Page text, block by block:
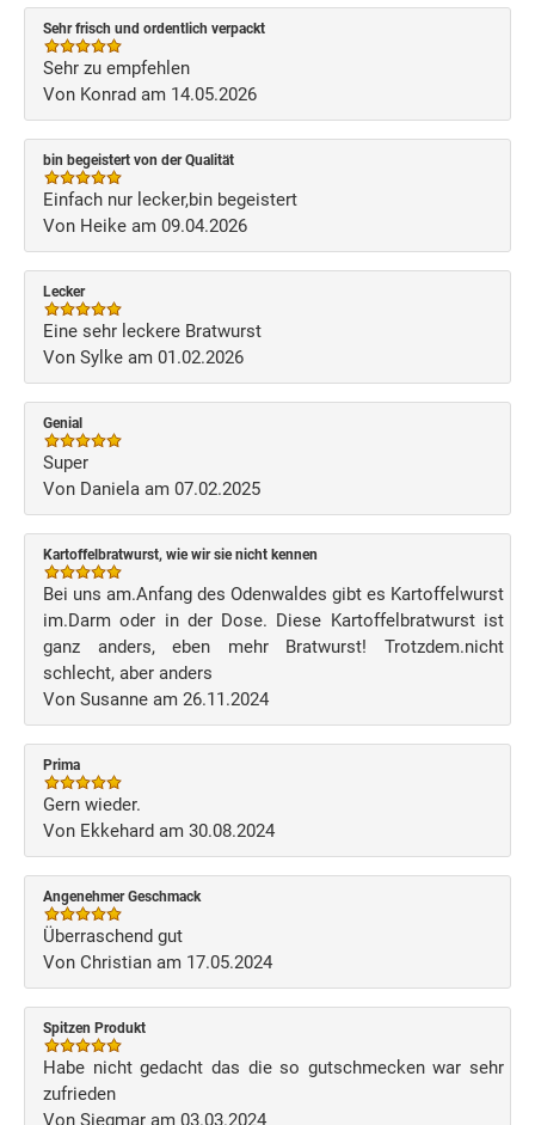
Sehr frisch und ordentlich verpackt
Sehr zu empfehlen
Von Konrad am 14.05.2026
bin begeistert von der Qualität
Einfach nur lecker,bin begeistert
Von Heike am 09.04.2026
Lecker
Eine sehr leckere Bratwurst
Von Sylke am 01.02.2026
Genial
Super
Von Daniela am 07.02.2025
Kartoffelbratwurst, wie wir sie nicht kennen
Bei uns am.Anfang des Odenwaldes gibt es Kartoffelwurst
im.Darm oder in der Dose. Diese Kartoffelbratwurst ist
ganz anders, eben mehr Bratwurst! Trotzdem.nicht
schlecht, aber anders
Von Susanne am 26.11.2024
Prima
Gern wieder.
Von Ekkehard am 30.08.2024
Angenehmer Geschmack
Überraschend gut
Von Christian am 17.05.2024
Spitzen Produkt
Habe nicht gedacht das die so gutschmecken war sehr
zufrieden
Von Siegmar am 03.03.2024